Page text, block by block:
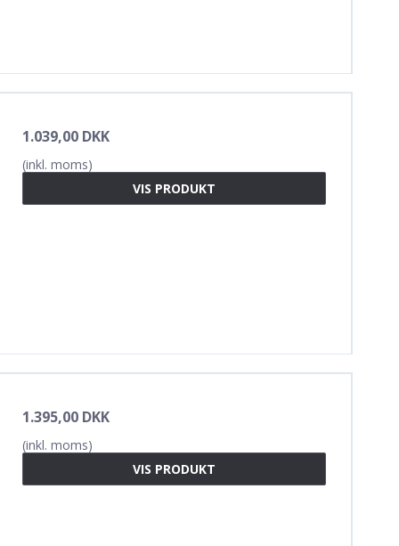
1.039,00 DKK
(inkl. moms)
VIS PRODUKT
1.395,00 DKK
(inkl. moms)
VIS PRODUKT